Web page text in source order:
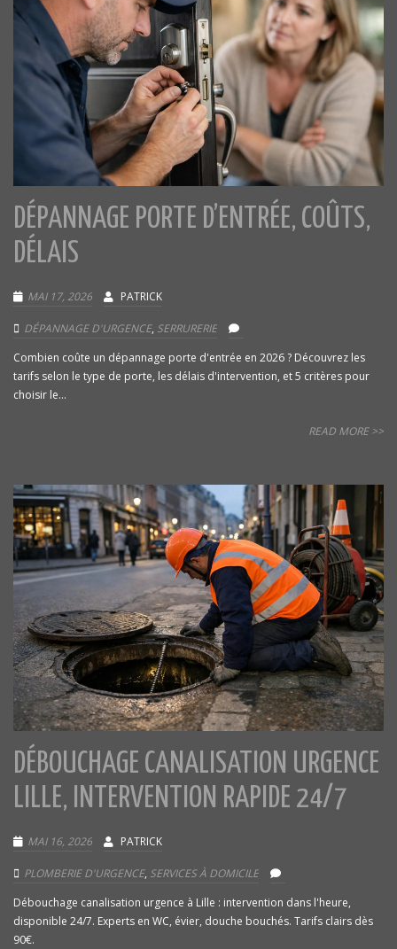
DÉPANNAGE PORTE D’ENTRÉE, COÛTS,
DÉLAIS
MAI 17, 2026 PATRICK
DÉPANNAGE D'URGENCE, SERRURERIE
Combien coûte un dépannage porte d'entrée en 2026 ? Découvrez les
tarifs selon le type de porte, les délais d'intervention, et 5 critères pour
choisir le...
READ MORE >>
DÉBOUCHAGE CANALISATION URGENCE
LILLE, INTERVENTION RAPIDE 24/7
MAI 16, 2026 PATRICK
PLOMBERIE D'URGENCE, SERVICES À DOMICILE
Débouchage canalisation urgence à Lille : intervention dans l'heure,
disponible 24/7. Experts en WC, évier, douche bouchés. Tarifs clairs dès
90€.